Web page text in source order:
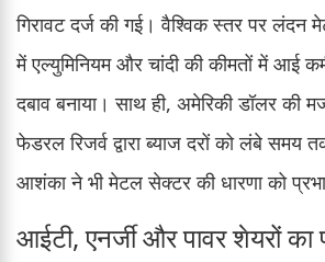
गिरावट दर्ज की गई। वैश्विक स्तर पर
में एल्युमिनियम और चांदी की कीमतों में आई
दबाव बनाया। साथ ही, अमेरिकी डॉलर की
फेडरल रिजर्व द्वारा ब्याज दरों को लंबे
आशंका ने भी मेटल सेक्टर की धारणा को
आईटी, एनर्जी और पावर शेयरों का